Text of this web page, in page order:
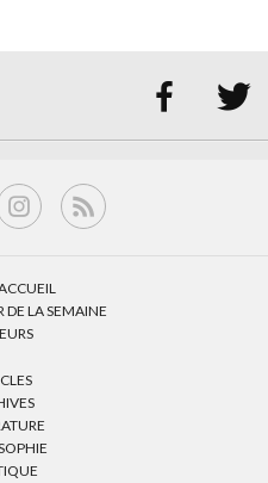
 
DE LA SEMAINE